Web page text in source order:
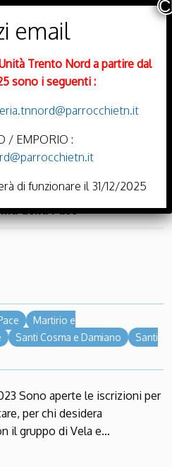
della Pace
Martirio e
Santi Cosma e Damiano
Santi
Sono aperte le iscrizioni per
per chi desidera
il gruppo di Vela e…
Trento Nord a partire dal
sono i seguenti :
/ EMPORIO :
di funzionare il 31/12/2025